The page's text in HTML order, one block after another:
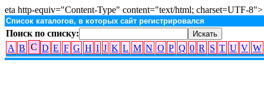
eta http-equiv="Content-Type" content="text/html; charset=UTF-8">
Список каталогов, в которых сайт регистрировался
Поиск по списку:
A B C D E F G H I J K L M N O P Q 0 R S T U V W